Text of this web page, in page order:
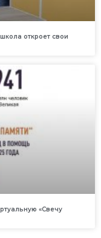
откроет свои
«Свечу